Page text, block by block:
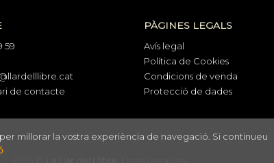
59
de contacte
PÀGINES LEGALS
Avís legal
Política de Cookies
Condicions de venda
Protecció de dades
millorar la vostra experiència de navegació. Si continueu